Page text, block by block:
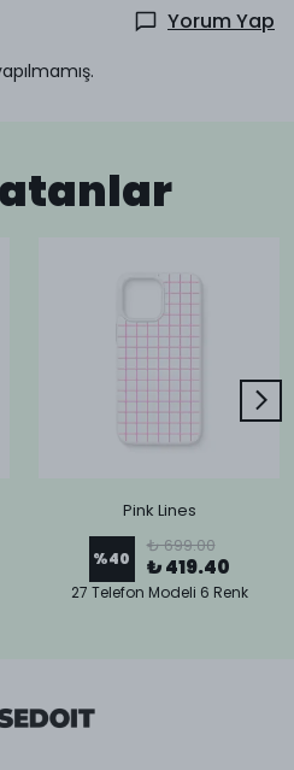
Yorum Yap
Pink Lines
%40
₺ 699.00
₺ 419.40
27 Telefon Modeli 6 Renk